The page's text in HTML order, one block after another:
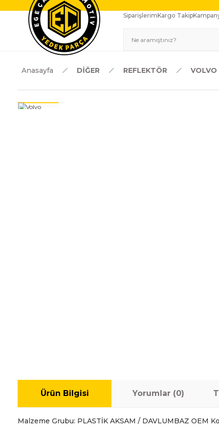
SiparişlerimKargo Takip
Anasayfa DİĞER REFLEKTÖR VOLVO
Ürün Bilgisi Yorumlar (0)
Malzeme Grubu: PLASTİK AKSAM / DAVLUMBAZ OEM